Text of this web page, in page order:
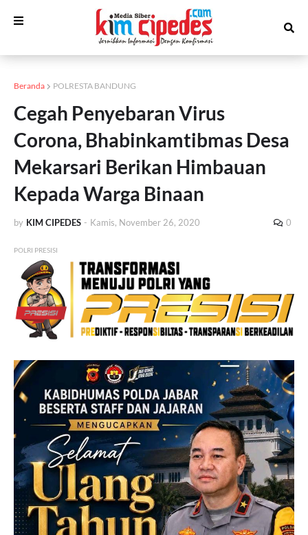
Beranda POLRESTA BANDUNG
Cegah Penyebaran Virus
Corona, Bhabinkamtibmas Desa
Mekarsari Berikan Himbauan
Kepada Warga Binaan
by KIM CIPEDES - Kamis, November 26, 2020 0
POLRI PRESISI